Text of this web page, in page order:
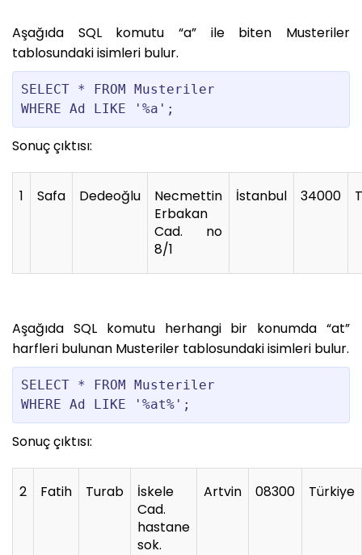
Aşağıda SQL komutu “a” ile biten Musteriler
tablosundaki isimleri bulur.
SELECT * FROM Musteriler
WHERE Ad LIKE '%a';
Sonuç çıktısı:
1 Safa Dedeoğlu
Necmettin
Erbakan
Cad. no
8/1
İstanbul 34000
Aşağıda SQL komutu herhangi bir konumda “at”
harfleri bulunan Musteriler tablosundaki isimleri bulur.
SELECT * FROM Musteriler
WHERE Ad LIKE '%at%';
Sonuç çıktısı:
2 Fatih Turab
İskele
Cad.
hastane
sok.
Artvin 08300 Türkiye